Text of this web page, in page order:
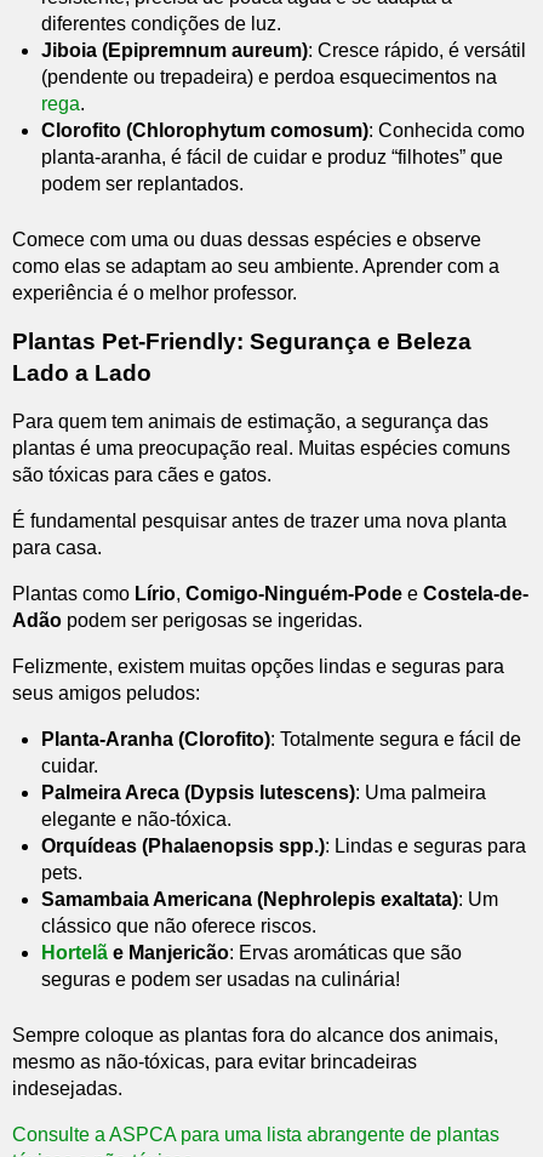
diferentes condições de luz.
Jiboia (Epipremnum aureum): Cresce rápido, é versátil
(pendente ou trepadeira) e perdoa esquecimentos na
rega.
Clorofito (Chlorophytum comosum): Conhecida como
planta-aranha, é fácil de cuidar e produz “filhotes” que
podem ser replantados.
Comece com uma ou duas dessas espécies e observe
como elas se adaptam ao seu ambiente. Aprender com a
experiência é o melhor professor.
Plantas Pet-Friendly: Segurança e Beleza
Lado a Lado
Para quem tem animais de estimação, a segurança das
plantas é uma preocupação real. Muitas espécies comuns
são tóxicas para cães e gatos.
É fundamental pesquisar antes de trazer uma nova planta
para casa.
Plantas como Lírio, Comigo-Ninguém-Pode e Costela-de-
Adão podem ser perigosas se ingeridas.
Felizmente, existem muitas opções lindas e seguras para
seus amigos peludos:
Planta-Aranha (Clorofito): Totalmente segura e fácil de
cuidar.
Palmeira Areca (Dypsis lutescens): Uma palmeira
elegante e não-tóxica.
Orquídeas (Phalaenopsis spp.): Lindas e seguras para
pets.
Samambaia Americana (Nephrolepis exaltata): Um
clássico que não oferece riscos.
Hortelã e Manjericão: Ervas aromáticas que são
seguras e podem ser usadas na culinária!
Sempre coloque as plantas fora do alcance dos animais,
mesmo as não-tóxicas, para evitar brincadeiras
indesejadas.
Consulte a ASPCA para uma lista abrangente de plantas